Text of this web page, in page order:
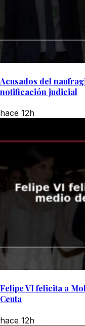
Acusados del
notificación judicial
hace 12h
Felipe VI felicita a
Ceuta
hace 12h